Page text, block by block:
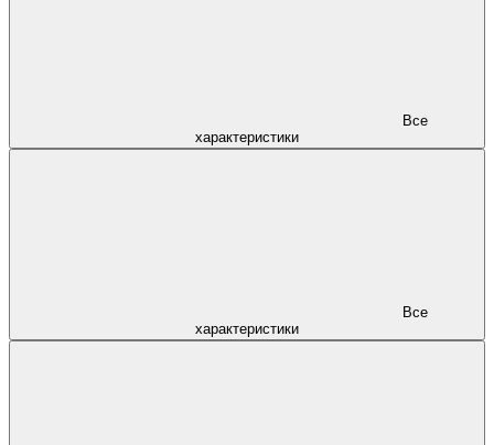
характеристики
характеристики